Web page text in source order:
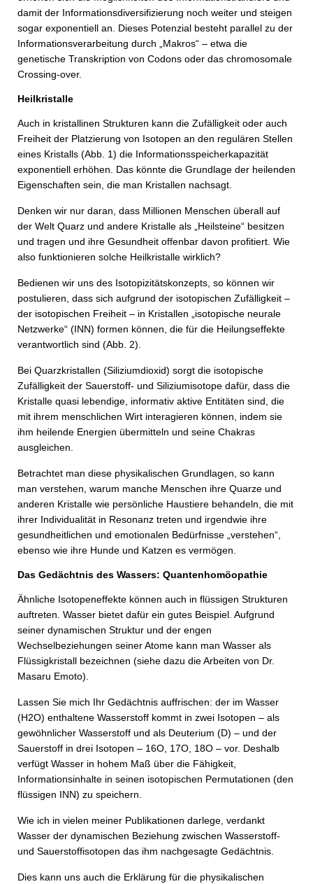
damit der Informationsdiversifizierung noch weiter und steigen
sogar exponentiell an. Dieses Potenzial besteht parallel zu der
Informationsverarbeitung durch „Makros“ – etwa die
genetische Transkription von Codons oder das chromosomale
Crossing-over.
Heilkristalle
Auch in kristallinen Strukturen kann die Zufälligkeit oder auch
Freiheit der Platzierung von Isotopen an den regulären Stellen
eines Kristalls (Abb. 1) die Informationsspeicherkapazität
exponentiell erhöhen. Das könnte die Grundlage der heilenden
Eigenschaften sein, die man Kristallen nachsagt.
Denken wir nur daran, dass Millionen Menschen überall auf
der Welt Quarz und andere Kristalle als „Heilsteine“ besitzen
und tragen und ihre Gesundheit offenbar davon profitiert. Wie
also funktionieren solche Heilkristalle wirklich?
Bedienen wir uns des Isotopizitätskonzepts, so können wir
postulieren, dass sich aufgrund der isotopischen Zufälligkeit –
der isotopischen Freiheit – in Kristallen „isotopische neurale
Netzwerke“ (INN) formen können, die für die Heilungseffekte
verantwortlich sind (Abb. 2).
Bei Quarzkristallen (Siliziumdioxid) sorgt die isotopische
Zufälligkeit der Sauerstoff- und Siliziumisotope dafür, dass die
Kristalle quasi lebendige, informativ aktive Entitäten sind, die
mit ihrem menschlichen Wirt interagieren können, indem sie
ihm heilende Energien übermitteln und seine Chakras
ausgleichen.
Betrachtet man diese physikalischen Grundlagen, so kann
man verstehen, warum manche Menschen ihre Quarze und
anderen Kristalle wie persönliche Haustiere behandeln, die mit
ihrer Individualität in Resonanz treten und irgendwie ihre
gesundheitlichen und emotionalen Bedürfnisse „verstehen“,
ebenso wie ihre Hunde und Katzen es vermögen.
Das Gedächtnis des Wassers: Quantenhomöopathie
Ähnliche Isotopeneffekte können auch in flüssigen Strukturen
auftreten. Wasser bietet dafür ein gutes Beispiel. Aufgrund
seiner dynamischen Struktur und der engen
Wechselbeziehungen seiner Atome kann man Wasser als
Flüssigkristall bezeichnen (siehe dazu die Arbeiten von Dr.
Masaru Emoto).
Lassen Sie mich Ihr Gedächtnis auffrischen: der im Wasser
(H2O) enthaltene Wasserstoff kommt in zwei Isotopen – als
gewöhnlicher Wasserstoff und als Deuterium (D) – und der
Sauerstoff in drei Isotopen – 16O, 17O, 18O – vor. Deshalb
verfügt Wasser in hohem Maß über die Fähigkeit,
Informationsinhalte in seinen isotopischen Permutationen (den
flüssigen INN) zu speichern.
Wie ich in vielen meiner Publikationen darlege, verdankt
Wasser der dynamischen Beziehung zwischen Wasserstoff-
und Sauerstoffisotopen das ihm nachgesagte Gedächtnis.
Dies kann uns auch die Erklärung für die physikalischen